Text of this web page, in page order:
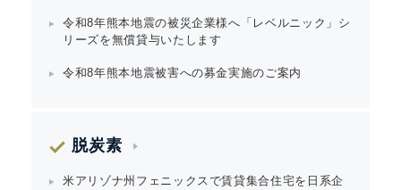
令和8年熊本地震の被災企業様へ「レベルニック」シ
リーズを無償貸与いたします
令和8年熊本地震被害への募金実施のご案内
脱炭素
米アリゾナ州フェニックスで賃貸集合住宅を日系企